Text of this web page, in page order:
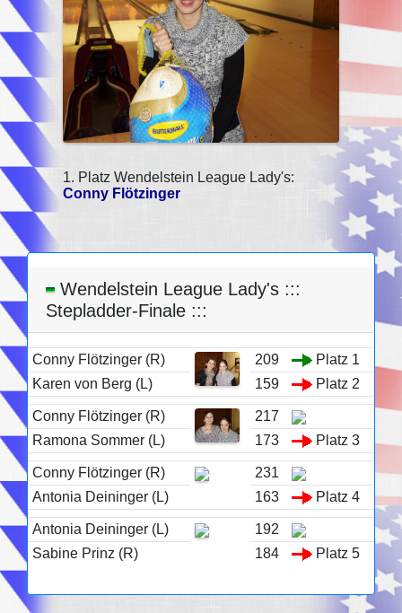
1. Platz Wendelstein League Lady's:
Conny Flötzinger
Wendelstein League Lady's :::
Stepladder-Finale :::
Conny Flötzinger (R) 209
Platz 1
Karen von Berg (L)
159 Platz 2
Conny Flötzinger (R)
217
Ramona Sommer (L)
173 Platz 3
Conny Flötzinger (R)
231
Antonia Deininger (L)
163 Platz 4
Antonia Deininger (L)
192
Sabine Prinz (R)
184 Platz 5